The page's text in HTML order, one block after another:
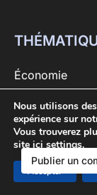
Économie
Entreprises
Secteurs
Tech
Argent
Publier un
Nous utilisons
expérience sur
Vous trouverez
site icisettings.
Accepter